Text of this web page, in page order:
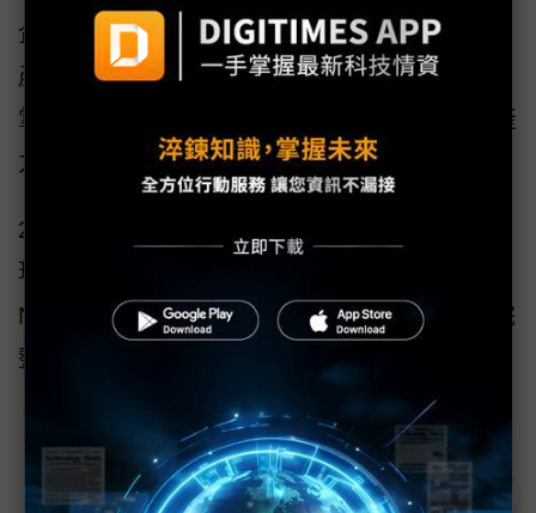
企業決策者、數位轉型主管、技術開發者與各
產業營運經理量身打造，旨在引領與會者精準
掌握GenAI如何進化為驅動百工百業的關鍵生產
力中樞。
2026年的生產力革命已在弦上！誠摯邀您親臨
現場，見證技術支點如何蛻變為鏈結產業的
Nexus實戰地圖。論壇採免費線上報名方式，完
整議程細節請參考